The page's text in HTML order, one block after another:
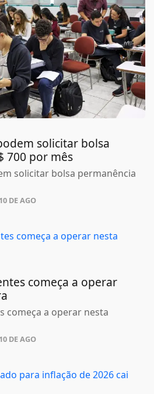
solicitar bolsa
700 por mês
solicitar bolsa permanência
DE AGO
começa a operar
começa a operar nesta
DE AGO